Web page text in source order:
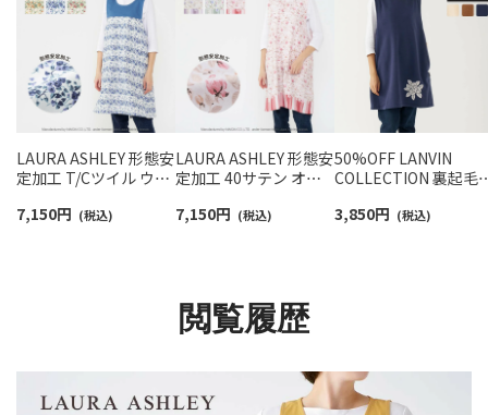
LAURA ASHLEY 形態安
定加工 T/Cツイル ウェ
柄 フリークロス エプロ
7,150円 (税込)
LAURA ASHLEY 形態安
定加工 40サテン オリ
クロス バッククロス エ
7,150円 (税込)
50%OFF LANVIN
COLLECTION 裏起毛
ろボタン 背付き フェ
3,850円 (税込)
閲覧履歴